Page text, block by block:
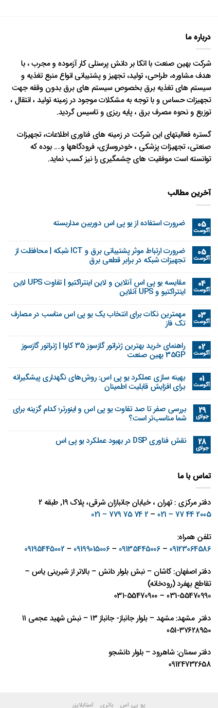
درباره ما
شرکت بهین صنعت با اتکا بر دانش پرسنلی کار آزموده و مجرب ، با
هدف مشاوره، طراحی، تولید، تجهیز و پشتیبانی انواع منبع تغذیه و
سیستم های تغذیه برق بخصوص سیستم های برق بدون وقفه جهت
تجهیزات حساس و با توجه به مشکلات موجود در زمینه تولید ، انتقال ،
توزیع و نحوه مصرف برق ، پایه ریزی و تاسیس گردید.
گستره فعالیتهای این شرکت در زمینه های فناوری اطلاعات، تجهیزات
صنعتی، تجهیزات پزشکی ، خودروسازی، فرودگاهها و…. بوده که
توانسته است موفقیت های چشمگیری را نیز کسب نماید.
آخرین مطالب
05
آگوست
ضرورت استفاده از یو پی اس دوربین مداربسته
05
آگوست
ضرورت ارتباط موثر پشتیبانی برق و ICT شبکه | محافظت از
تجهیزات شبکه در برابر قطعی برق
04
آگوست
مقایسه یو پی اس آنلاین و لاین اینتراکتیو | تفاوت UPS لاین
اینتراکتیو و UPS آنلاین
03
آگوست
مهمترین نکات برای انتخاب یک یو پی اس مناسب در مصارف
تک فاز
02
آگوست
راهنمای خرید بهترین ژنراتور گازسوز 35 کاوا | ژنراتور گازسوز
35GP بهین صنعت
01
آگوست
بهینه‌ سازی عملکرد یو پی اس: روش‌های نگهداری پیشگیرانه
برای افزایش قابلیت اطمینان
29
جولای
بررسی صفر تا صد تفاوت یو پی اس و اینورتر؛ کدام گزینه برای
شما مناسب‌تر است؟
28
جولای
نقش فناوری DSP در بهبود عملکرد یو پی اس
تماس با ما
دفتر مرکزی : تهران ، خیابان جانبازان شرقی، پلاک 19, طبقه ۲
2005 44 77 – 021
–
2 74 75 779 – 021
تلفن همراه:
09123064586
–
09135445006
–
09199015006
–
09195445002
دفتر اصفهان: کاشان – نبش بلوار دانش – بالاتر از شیرینی یاس –
تقاطع بهفرد (رودخانه)
031-55470990 – 031-55470900
دفتر مشهد: مشهد – بلوار جانباز- جانباز ١٣ – نبش شهيد عجمی ١١
٣٧٦٢٨٩٥٠-051
دفتر سمنان: شاهرود – بلوار دانشجو
09124732658
یو پی اس باتری استابلایزر